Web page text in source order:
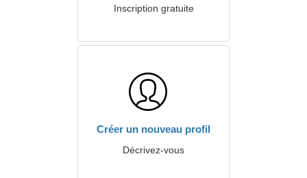
Inscription gratuite
Créer un nouveau profil
Décrivez-vous